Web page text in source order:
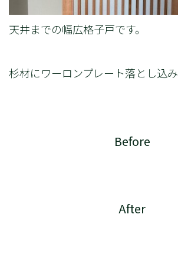
天井までの幅広格子戸です。
杉材にワーロンプレート落とし込み
Before
After